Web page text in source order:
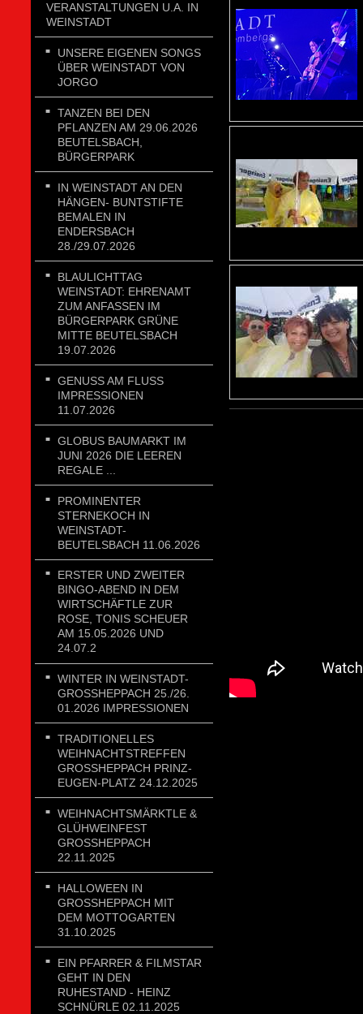
VERANSTALTUNGEN U.A. IN
WEINSTADT
UNSERE EIGENEN SONGS
ÜBER WEINSTADT VON
JORGO
TANZEN BEI DEN
PFLANZEN AM 29.06.2026
BEUTELSBACH,
BÜRGERPARK
IN WEINSTADT AN DEN
HÄNGEN- BUNTSTIFTE
BEMALEN IN
ENDERSBACH
28./29.07.2026
BLAULICHTTAG
WEINSTADT: EHRENAMT
ZUM ANFASSEN IM
BÜRGERPARK GRÜNE
MITTE BEUTELSBACH
19.07.2026
GENUSS AM FLUSS
IMPRESSIONEN
11.07.2026
GLOBUS BAUMARKT IM
JUNI 2026 DIE LEEREN
REGALE ...
PROMINENTER
STERNEKOCH IN
WEINSTADT-
BEUTELSBACH 11.06.2026
ERSTER UND ZWEITER
BINGO-ABEND IN DEM
WIRTSCHÄFTLE ZUR
ROSE, TONIS SCHEUER
AM 15.05.2026 UND
24.07.2
WINTER IN WEINSTADT-
GROSSHEPPACH 25./26. 0
1.2026 IMPRESSIONEN
TRADITIONELLES
WEIHNACHTSTREFFEN
GROSSHEPPACH PRINZ-E
UGEN-PLATZ 24.12.2025
WEIHNACHTSMÄRKTLE &
GLÜHWEINFEST
GROSSHEPPACH 2
2.11.2025
HALLOWEEN IN
GROSSHEPPACH MIT D
EM MOTTOGARTEN 3
1.10.2025
EIN PFARRER & FILMSTAR
GEHT IN DEN
RUHESTAND - HEINZ
SCHNÜRLE 02.11.2025